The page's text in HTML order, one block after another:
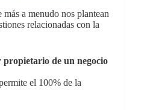
más a menudo nos plantean
relacionadas con la
propietario de un negocio
el 100% de la